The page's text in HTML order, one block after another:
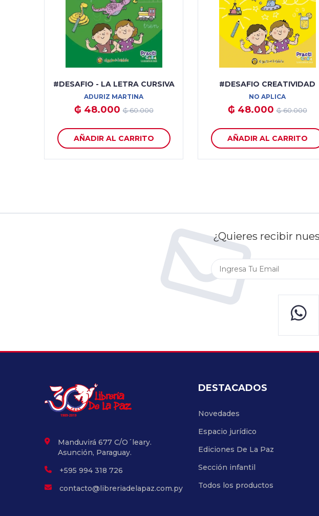
#DESAFIO - LA LETRA CURSIVA
ADURIZ MARTINA
₲ 48.000₲ 60.000
AÑADIR AL CARRITO
#DESAFIO CREATIVIDAD
NO APLICA
₲ 48.000₲ 60.000
AÑADIR AL CARRITO
¿Quieres recibir
Manduvirá 677 C/O´leary.
Asunción, Paraguay.
+595 994 318 726
contacto@libreriadelapaz.com.py
DESTACADOS
Novedades
Espacio jurídico
Ediciones De La Paz
Sección infantil
Todos los productos